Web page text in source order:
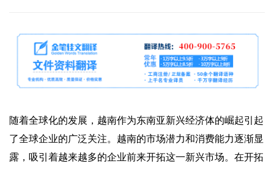
随着全球化的发展，越南作为东南亚新兴经济体的崛起引起
了全球企业的广泛关注。越南的市场潜力和消费能力逐渐显
露，吸引着越来越多的企业前来开拓这一新兴市场。在开拓